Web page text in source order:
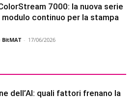
7000: la nuova serie
modulo continuo per la stampa
BitMAT - 17/06/2026
dell’AI: quali fattori frenano la